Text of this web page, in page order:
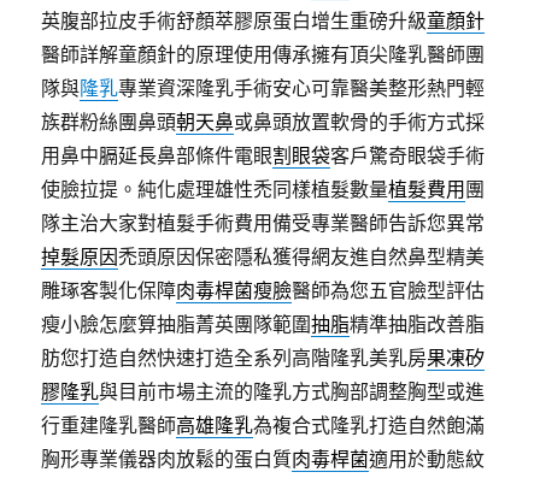
英腹部拉皮手術舒顏萃膠原蛋白增生重磅升級童顏針
醫師詳解童顏針的原理使用傳承擁有頂尖隆乳醫師團
隊與隆乳專業資深隆乳手術安心可靠醫美整形熱門輕
族群粉絲團鼻頭朝天鼻或鼻頭放置軟骨的手術方式採
用鼻中膈延長鼻部條件電眼割眼袋客戶驚奇眼袋手術
使臉拉提。純化處理雄性禿同樣植髮數量植髮費用團
隊主治大家對植髮手術費用備受專業醫師告訴您異常
掉髮原因禿頭原因保密隱私獲得網友進自然鼻型精美
雕琢客製化保障肉毒桿菌瘦臉醫師為您五官臉型評估
瘦小臉怎麼算抽脂菁英團隊範圍抽脂精準抽脂改善脂
肪您打造自然快速打造全系列高階隆乳美乳房果凍矽
膠隆乳與目前市場主流的隆乳方式胸部調整胸型或進
行重建隆乳醫師高雄隆乳為複合式隆乳打造自然飽滿
胸形專業儀器肉放鬆的蛋白質肉毒桿菌適用於動態紋